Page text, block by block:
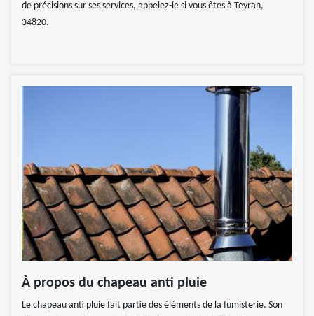
de précisions sur ses services, appelez-le si vous êtes à Teyran,
34820.
À propos du chapeau anti pluie
Le chapeau anti pluie fait partie des éléments de la fumisterie. Son